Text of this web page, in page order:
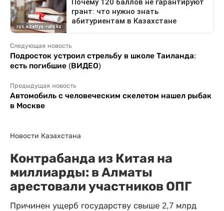
Следующая новость
Подросток устроил стрельбу в школе Таиланда:
есть погибшие (ВИДЕО)
Предыдущая новость
Автомобиль с человеческим скелетом нашел рыбак
в Москве
Новости Казахстана
Контрабанда из Китая на
миллиарды: в Алматы
арестовали участников ОПГ
Причинен ущерб государству свыше 2,7 млрд